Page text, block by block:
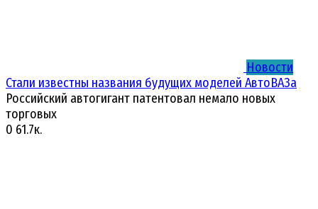
Новости
Стали известны названия будущих моделей АвтоВАЗа
Российский автогигант патентовал немало новых
торговых
0 61.7к.